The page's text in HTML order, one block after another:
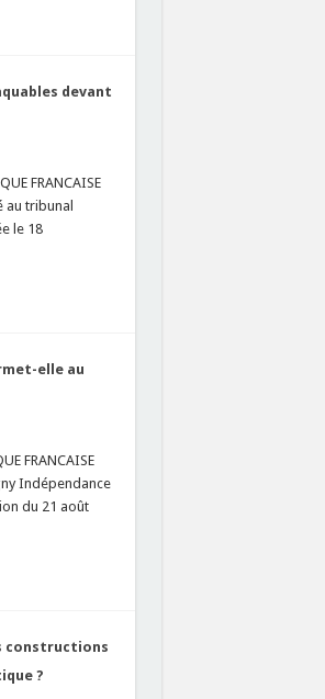
devant
FRANCAISE
au tribunal
le 18
elle au
FRANCAISE
Indépendance
du 21 août
constructions
?